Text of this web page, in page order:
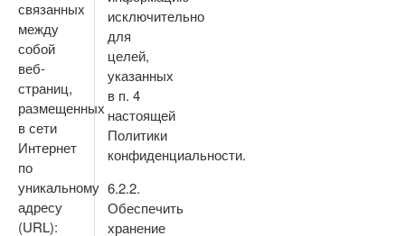
связанных
между
собой
веб-
страниц,
размещенных
в сети
Интернет
по
уникальному
адресу
(URL):
исключительно
для
целей,
указанных
в п. 4
настоящей
Политики
конфиденциальности.
6.2.2.
Обеспечить
хранение